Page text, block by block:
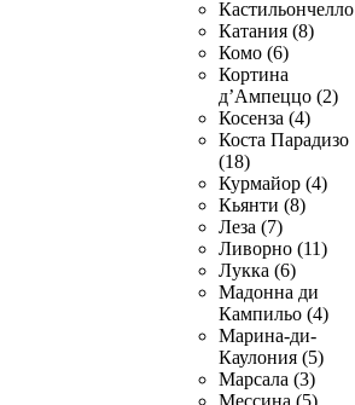
Катания (8)
Комо (6)
Кортина
д’Ампеццо (2)
Косенза (4)
Коста Парадизо
(18)
Курмайор (4)
Кьянти (8)
Леза (7)
Ливорно (11)
Лукка (6)
Мадонна ди
Кампильо (4)
Марина-ди-
Каулония (5)
Марсала (3)
Мессина (5)